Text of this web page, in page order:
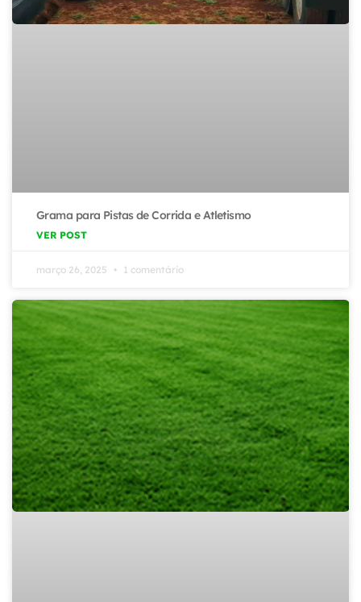
Grama para Pistas de Corrida e Atletismo
VER POST
março 26, 2025 1 comentário